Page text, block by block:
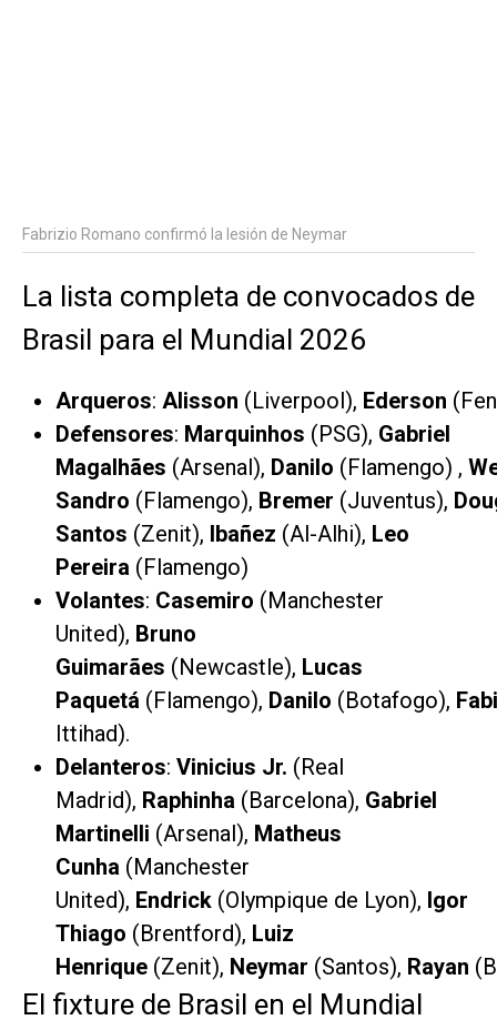
Fabrizio Romano confirmó la lesión de Neymar
La lista completa de convocados de
Brasil para el Mundial 2026
Arqueros: Alisson (Liverpool), Ederson
Defensores: Marquinhos (PSG), Gabriel
Magalhães (Arsenal), Danilo (Flamengo) ,
Sandro (Flamengo), Bremer (Juventus),
Santos (Zenit), Ibañez (Al-Alhi), Leo
Pereira (Flamengo)
Volantes: Casemiro (Manchester
United), Bruno
Guimarães (Newcastle), Lucas
Paquetá (Flamengo), Danilo (Botafogo),
Ittihad).
Delanteros: Vinicius Jr. (Real
Madrid), Raphinha (Barcelona), Gabriel
Martinelli (Arsenal), Matheus
Cunha (Manchester
United), Endrick (Olympique de Lyon), Igor
Thiago (Brentford), Luiz
Henrique (Zenit), Neymar (Santos), Rayan
El fixture de Brasil en el Mundial